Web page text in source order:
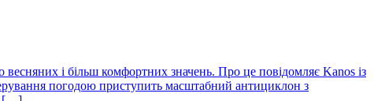
і більш комфортних значень. Про це повідомляє Kanos із
погодою приступить масштабний антициклон з